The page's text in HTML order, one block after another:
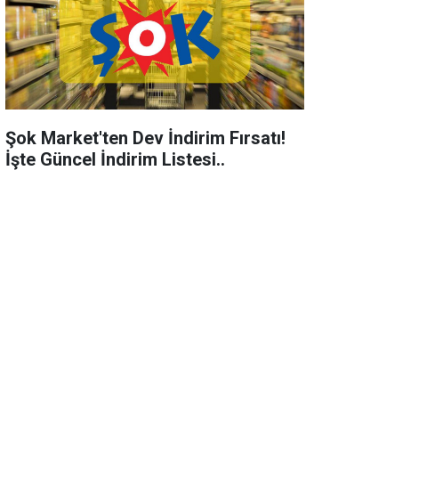
Şok Market'ten Dev İndirim Fırsatı!
İşte Güncel İndirim Listesi..